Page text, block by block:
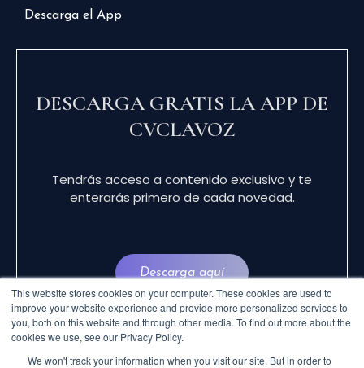
This website stores cookies on your computer. These cookies are used to
improve your website experience and provide more personalized services to
you, both on this website and through other media. To find out more about the
cookies we use, see our Privacy Policy.
We won't track your information when you visit our site. But in order to
Descarga el App
DESCARGA GRATIS LA APP DE
CVCLAVOZ
Tendrás acceso a contenido exclusivo y te
enterarás primero de cada novedad.
Descarga aquí